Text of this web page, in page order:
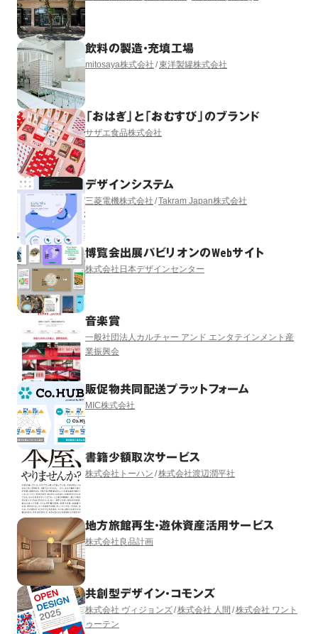
飲料の製造・充填工場
mitosaya株式会社 東洋製罐株式会社
「おはぎ」と「おむすび」のブランド
サザエ食品株式会社
デザインシステム
三菱電機株式会社 Takram Japan株式会社
博覧会出展パビリオンのWebサイト
株式会社日本デザインセンター
音楽賞
一般社団法人カルチャー アンド エンタテインメント産
業振興会
販促物共同配送プラットフォーム
MIC株式会社
書籍少額取次サービス
株式会社トーハン 株式会社渡辺潤平社
地方旅館再生・遊休資産活用サービス
株式会社良品計画
共創型デザイン・コモンズ
株式会社 ヴィジョンズ 株式会社 人間 株式会社 ワント
ゥーテン